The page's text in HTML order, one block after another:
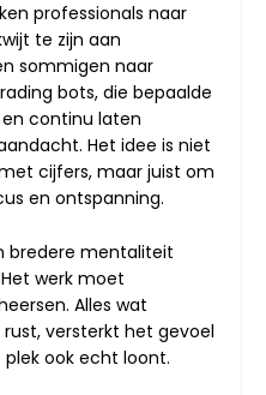
professionals naar
te zijn aan
sommigen naar
bots, die bepaalde
continu laten
Het idee is niet
cijfers, maar juist om
en ontspanning.
bredere mentaliteit
werk moet
Alles wat
versterkt het gevoel
ook echt loont.